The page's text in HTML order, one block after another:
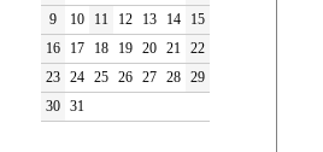
9
10 11 12 13 14
15
16
17 18 19 20 21 22
23 24 25 26 27 28 29
30 31